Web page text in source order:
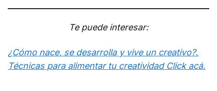
Te puede interesar:
¿Cómo nace, se desarrolla y vive un creativo?.
Técnicas para alimentar tu creatividad Click acá.